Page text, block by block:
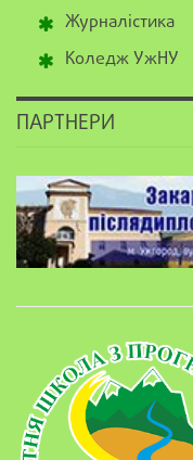
Журналістика
Коледж УжНУ
ПАРТНЕРИ